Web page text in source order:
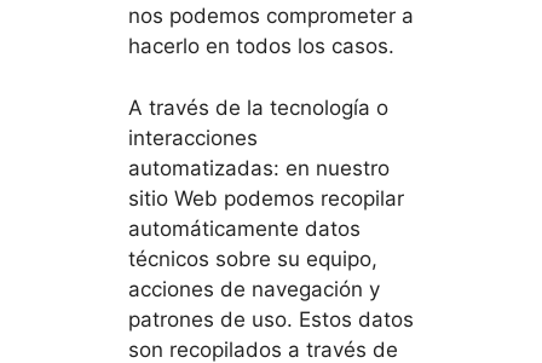
nos podemos comprometer a
hacerlo en todos los casos.
A través de la tecnología o
interacciones
automatizadas: en nuestro
sitio Web podemos recopilar
automáticamente datos
técnicos sobre su equipo,
acciones de navegación y
patrones de uso. Estos datos
son recopilados a través de